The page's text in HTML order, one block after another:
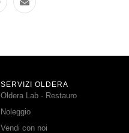
SERVIZI OLDERA
Oldera Lab - Restauro
Noleggio
Vendi con noi